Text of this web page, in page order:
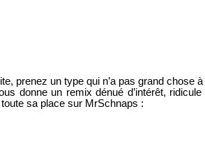
prenez un type qui n’a pas grand chose
donne un remix dénué d’intérêt,
sa place sur MrSchnaps :